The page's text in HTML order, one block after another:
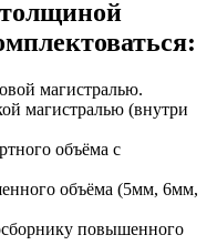
магистралью.
магистралью (внутри
объёма с
объёма (5мм, 6мм,
повышенного